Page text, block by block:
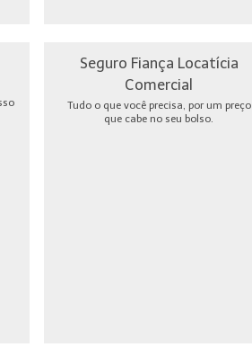
Seguro Fiança Locatícia
Comercial
Tudo o que você precisa, por um preço
que cabe no seu bolso.